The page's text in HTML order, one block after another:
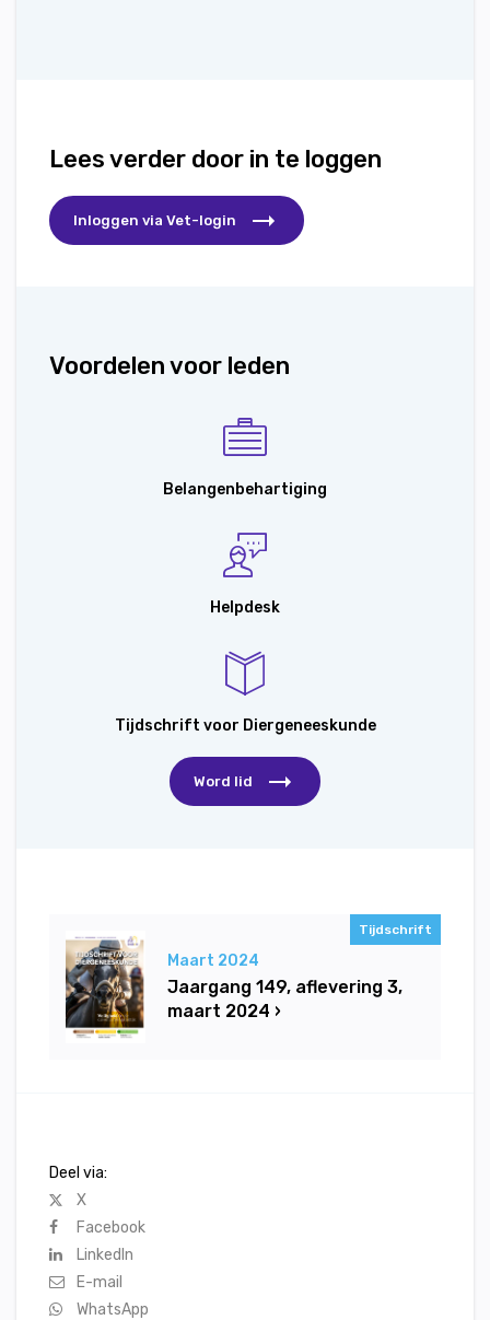
Lees verder door in te loggen
Inloggen via Vet-login
Voordelen voor leden
Belangenbehartiging
Helpdesk
Tijdschrift voor Diergeneeskunde
Word lid
Tijdschrift
Maart 2024
Jaargang 149, aflevering 3,
maart 2024 ›
Deel via:
X
Facebook
LinkedIn
E-mail
WhatsApp